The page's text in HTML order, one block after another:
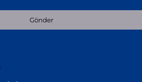
Gönder